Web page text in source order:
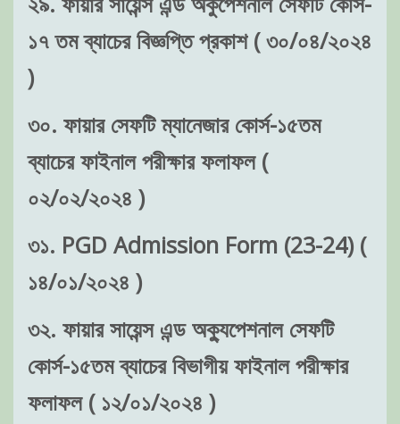
১৭ তম ব্যাচের বিজ্ঞপ্তি প্রকাশ ( ৩০/০৪/২০২৪
)
৩০. ফায়ার সেফটি ম্যানেজার কোর্স-১৫তম
ব্যাচের ফাইনাল পরীক্ষার ফলাফল (
০২/০২/২০২৪ )
৩১. PGD Admission Form (23-24) (
১৪/০১/২০২৪ )
৩২. ফায়ার সায়েন্স এন্ড অক্যুপেশনাল সেফটি
কোর্স-১৫তম ব্যাচের বিভাগীয় ফাইনাল পরীক্ষার
ফলাফল ( ১২/০১/২০২৪ )